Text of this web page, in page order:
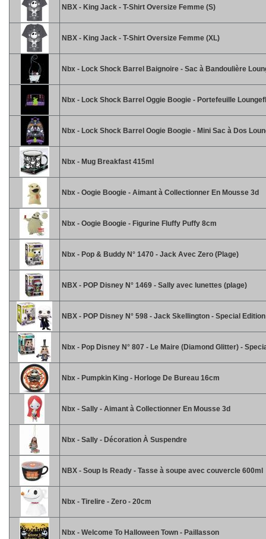
NBX - King Jack - T-Shirt Oversize Femme (S)
NBX - King Jack - T-Shirt Oversize Femme (XL)
Nbx - Lock Shock Barrel Baignoire - Sac à Bandoulière
Nbx - Lock Shock Barrel Oggie Boogie - Portefeuille
Nbx - Lock Shock Barrel Oogie Boogie - Mini Sac à Dos
Nbx - Mug Breakfast 415ml
Nbx - Oogie Boogie - Aimant à Collectionner En Mousse 3d
Nbx - Oogie Boogie - Figurine Fluffy Puffy 8cm
Nbx - Pop & Buddy N° 1470 - Jack Avec Zero (Plage)
NBX - POP Disney N° 1469 - Sally avec lunettes (plage)
NBX - POP Disney N° 598 - Jack Skellington - Special Edition
Nbx - Pop Disney N° 807 - Le Maire (Diamond Glitter) -
Nbx - Pumpkin King - Horloge De Bureau 16cm
Nbx - Sally - Aimant à Collectionner En Mousse 3d
Nbx - Sally - Décoration À Suspendre
NBX - Soup Is Ready - Tasse à soupe avec couvercle 600ml
Nbx - Tirelire - Zero - 20cm
Nbx - Welcome To Halloween Town - Paillasson